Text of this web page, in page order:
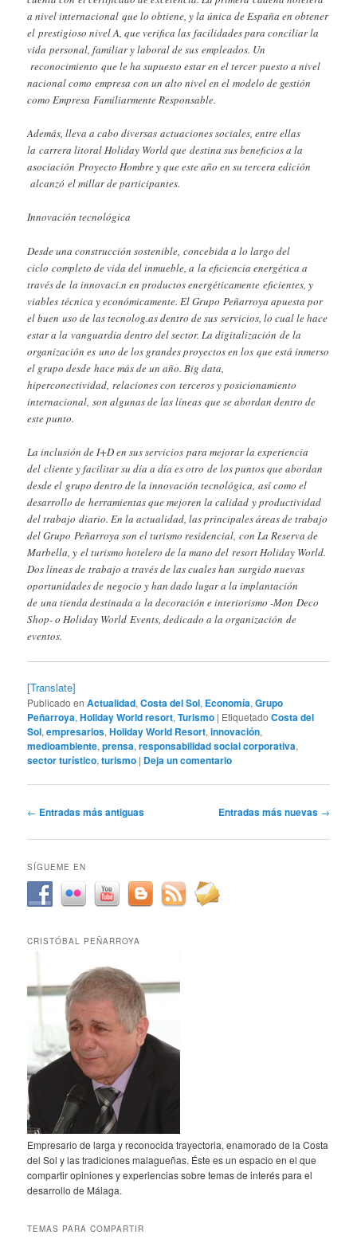
a nivel internacional que lo obtiene, y la única de España en obtener
el prestigioso nivel A, que verifica las facilidades para conciliar la
vida personal, familiar y laboral de sus empleados. Un
reconocimiento que le ha supuesto estar en el tercer puesto a nivel
nacional como empresa con un alto nivel en el modelo de gestión
como Empresa Familiarmente Responsable.
Además, lleva a cabo diversas actuaciones sociales, entre ellas
la carrera litoral Holiday World que destina sus beneficios a la
asociación Proyecto Hombre y que este año en su tercera edición
alcanzó el millar de participantes.
Innovación tecnológica
Desde una construcción sostenible, concebida a lo largo del
ciclo completo de vida del inmueble, a la eficiencia energética a
través de la innovaci.n en productos energéticamente eficientes, y
viables técnica y económicamente. El Grupo Peñarroya apuesta por
el buen uso de las tecnolog.as dentro de sus servicios, lo cual le hace
estar a la vanguardia dentro del sector. La digitalización de la
organización es uno de los grandes proyectos en los que está inmerso
el grupo desde hace más de un año. Big data,
hiperconectividad, relaciones con terceros y posicionamiento
internacional, son algunas de las líneas que se abordan dentro de
este punto.
La inclusión de I+D en sus servicios para mejorar la experiencia
del cliente y facilitar su día a día es otro de los puntos que abordan
desde el grupo dentro de la innovación tecnológica, así como el
desarrollo de herramientas que mejoren la calidad y productividad
del trabajo diario. En la actualidad, las principales áreas de trabajo
del Grupo Peñarroya son el turismo residencial, con La Reserva de
Marbella, y el turismo hotelero de la mano del resort Holiday World.
Dos líneas de trabajo a través de las cuales han surgido nuevas
oportunidades de negocio y han dado lugar a la implantación
de una tienda destinada a la decoración e interiorismo -Mon Deco
Shop- o Holiday World Events, dedicado a la organización de
eventos.
[Translate]
Publicado en Actualidad,Costa del Sol, Economía,Grupo
Peñarroya,Holiday World resort,Turismo | Etiquetado Costa del
Sol,empresarios,Holiday World Resort,innovación,
medioambiente,prensa,responsabilidad social corporativa,
sector turístico,turismo | Deja un comentario
Navegación
entradas
← Entradas más antiguas Entradas más nuevas →
SÍGUEME EN
CRISTÓBAL PEÑARROYA
Empresario de larga y reconocida trayectoria, enamorado de la Costa
del Sol y las tradiciones malagueñas. Éste es un espacio en el que
compartir opiniones y experiencias sobre temas de interés para el
desarrollo de Málaga.
TEMAS PARA COMPARTIR